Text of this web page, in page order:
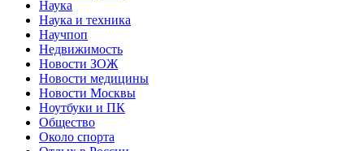
Наука
Наука и техника
Научпоп
Недвижимость
Новости ЗОЖ
Новости медицины
Новости Москвы
Ноутбуки и ПК
Общество
Около спорта